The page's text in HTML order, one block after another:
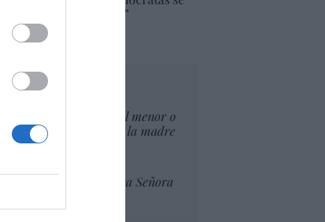
define como “socialista”
por Ignacio Aguirre
Cartas al director
¿El Superior interés el menor o
el superior interés de la madre
Ceuta celebra Nuestra Señora